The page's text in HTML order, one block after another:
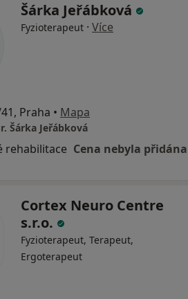
Šárka Jeřábková
Fyzioterapeut · Více
Praha • Mapa
Šárka Jeřábková
rehabilitace Cena nebyla přidána
Cortex Neuro Centre
s.r.o.
Fyzioterapeut, Terapeut,
Ergoterapeut